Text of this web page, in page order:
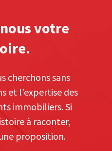
votre
cherchons sans
et l’expertise des
immobiliers. Si
à raconter,
proposition.